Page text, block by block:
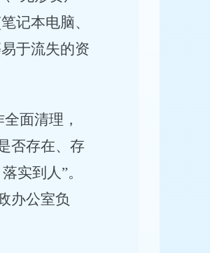
记本电脑、
于流失的资
面清理，
否存在、存
实到人”。
办公室负